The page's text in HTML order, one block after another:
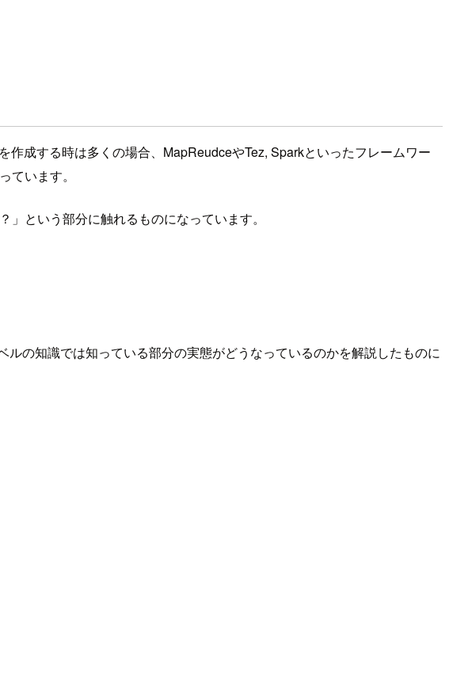
成する時は多くの場合、MapReudceやTez, Sparkといったフレームワー
います。
という部分に触れるものになっています。
の知識では知っている部分の実態がどうなっているのかを解説したものに